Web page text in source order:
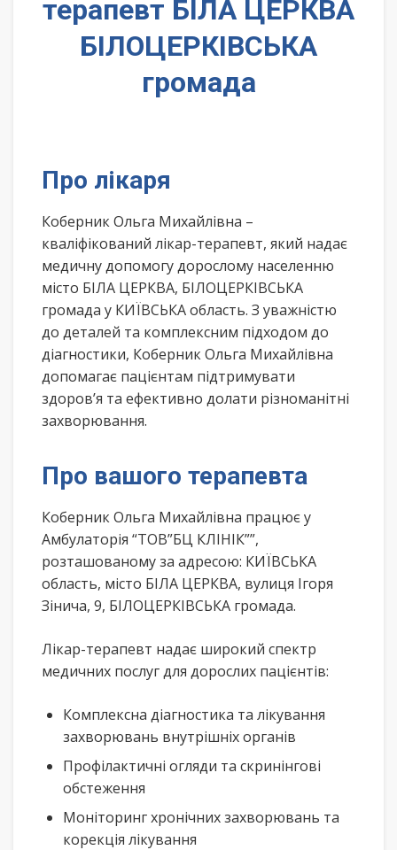
терапевт БІЛА ЦЕРКВА
БІЛОЦЕРКІВСЬКА
громада
Про лікаря
Коберник Ольга Михайлівна –
кваліфікований лікар-терапевт, який надає
медичну допомогу дорослому населенню
місто БІЛА ЦЕРКВА, БІЛОЦЕРКІВСЬКА
громада у КИЇВСЬКА область. З уважністю
до деталей та комплексним підходом до
діагностики, Коберник Ольга Михайлівна
допомагає пацієнтам підтримувати
здоров’я та ефективно долати різноманітні
захворювання.
Про вашого терапевта
Коберник Ольга Михайлівна працює у
Амбулаторія “ТОВ”БЦ КЛІНІК””,
розташованому за адресою: КИЇВСЬКА
область, місто БІЛА ЦЕРКВА, вулиця Ігоря
Зінича, 9, БІЛОЦЕРКІВСЬКА громада.
Лікар-терапевт надає широкий спектр
медичних послуг для дорослих пацієнтів:
Комплексна діагностика та лікування
захворювань внутрішніх органів
Профілактичні огляди та скринінгові
обстеження
Моніторинг хронічних захворювань та
корекція лікування